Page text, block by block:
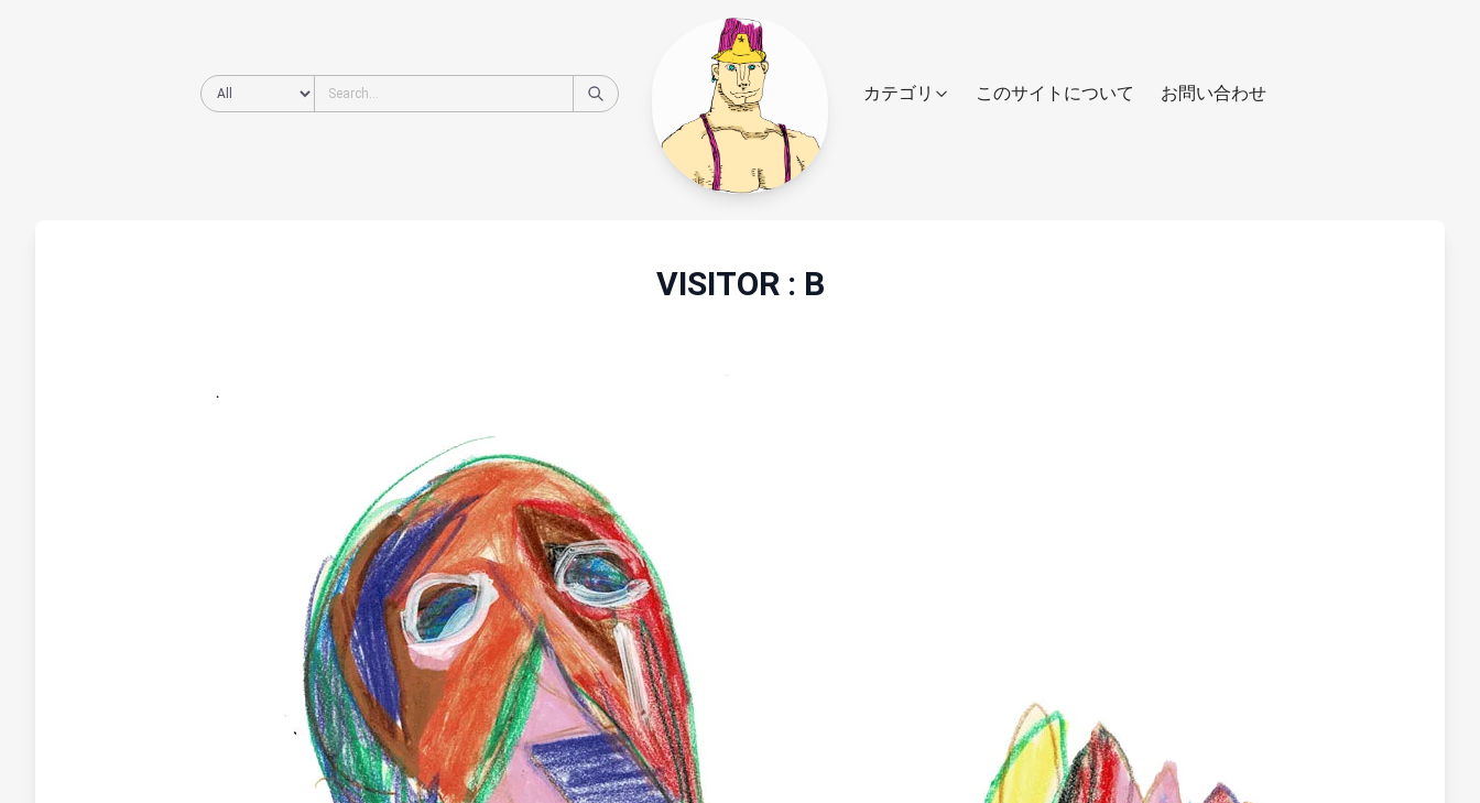
カテゴリ このサイトについて お問い合わせ
VISITOR : B